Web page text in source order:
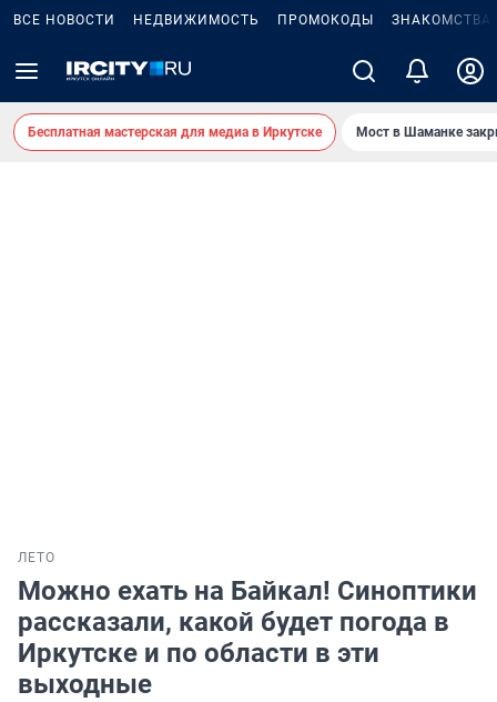
ВСЕ НОВОСТИ НЕДВИЖИМОСТЬ ПРОМОКОДЫ ЗНАКОМСТВА
Бесплатная мастерская для медиа в Иркутске Мост в Шаманке
ЛЕТО
Можно ехать на Байкал! Синоптики
рассказали, какой будет погода в
Иркутске и по области в эти
выходные